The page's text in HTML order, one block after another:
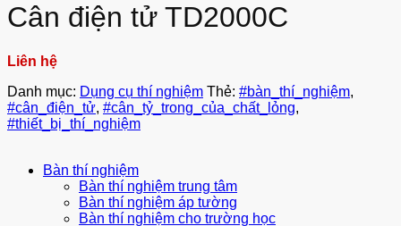
Cân điện tử TD2000C
Liên hệ
Danh mục: Dụng cụ thí nghiệm Thẻ: #bàn_thí_nghiệm,
#cân_điện_tử, #cân_tỷ_trong_của_chất_lỏng,
#thiết_bị_thí_nghiệm
Bàn thí nghiệm
Bàn thí nghiệm trung tâm
Bàn thí nghiệm áp tường
Bàn thí nghiệm cho trường học